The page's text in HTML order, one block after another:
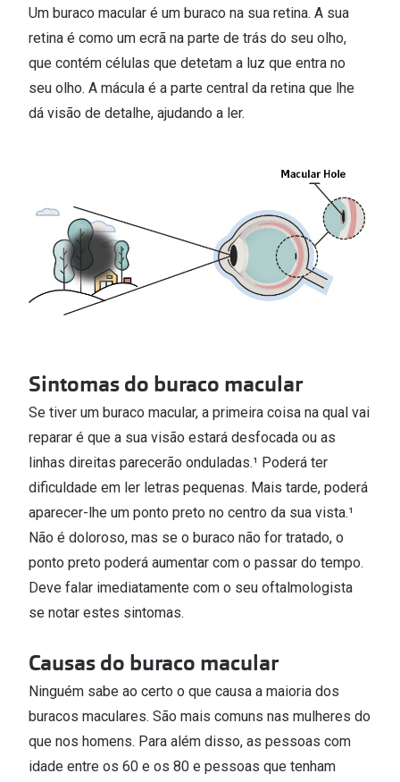
🔴Outlet
Categoria
Mulher
Acessórios
Marcas
Ray-Ban
Michael Kors
Prada
Todas as marcas
Marcas Exclusivas
DbyD
Unofficial
Formatos
Quadrados
Redondos
Miopia/
Marcas
iWear -
Escolha
Um buraco macular é um buraco na sua retina. A sua
retina é como um ecrã na parte de trás do seu olho,
que contém células que detetam a luz que entra no
seu olho. A mácula é a parte central da retina que lhe
dá visão de detalhe, ajudando a ler.
Sintomas do buraco macular
Se tiver um buraco macular, a primeira coisa na qual vai
reparar é que a sua visão estará desfocada ou as
linhas direitas parecerão onduladas.¹ Poderá ter
dificuldade em ler letras pequenas. Mais tarde, poderá
aparecer-lhe um ponto preto no centro da sua vista.¹
Não é doloroso, mas se o buraco não for tratado, o
ponto preto poderá aumentar com o passar do tempo.
Deve falar imediatamente com o seu oftalmologista
se notar estes sintomas.
Causas do buraco macular
Ninguém sabe ao certo o que causa a maioria dos
buracos maculares. São mais comuns nas mulheres do
que nos homens. Para além disso, as pessoas com
idade entre os 60 e os 80 e pessoas que tenham